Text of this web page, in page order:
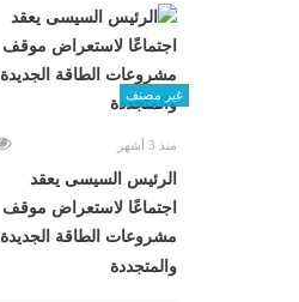
غير مصنف
منذ 3 أشهر
الرئيس السيسى يعقد
اجتماعًا لاستعراض موقف
مشروعات الطاقة الجديدة
والمتجددة